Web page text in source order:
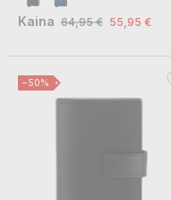
Kaina 64,95 € 55,95 €
−50%